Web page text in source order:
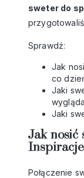
sweter do
Sprawdź:
Jak
co
Jaki
Jaki
Jak nosić
Połączenie